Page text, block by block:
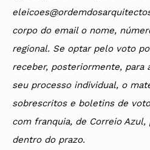
corpo do email o nome,
regional. Se optar pelo voto
receber, posteriormente, para
seu processo individual, o
sobrescritos e boletins de
com franquia, de Correio
dentro do prazo.